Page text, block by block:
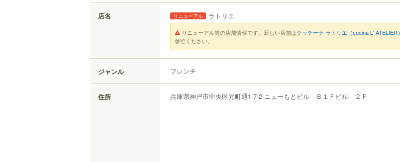
店名 リニューアル ラトリエ
リニューアル前の店舗情報です。新しい店舗はクッチーナ ラトリエ（cucina L' ATELIER）
参照ください。
ジャンル フレンチ
住所 兵庫県神戸市中央区元町通1-7-2 ニューもとビル Ｂ１Ｆビル ２Ｆ